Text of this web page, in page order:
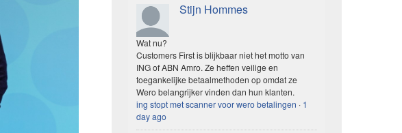
Stijn Hommes
Wat nu?
Customers First is blijkbaar niet het motto van
ING of ABN Amro. Ze heffen veilige en
toegankelijke betaalmethoden op omdat ze
Wero belangrijker vinden dan hun klanten.
ing stopt met scanner voor wero betalingen · 1
day ago